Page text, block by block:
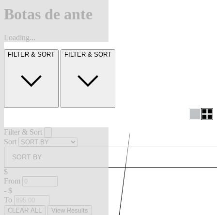
Botas de ante
Loading...
FILTER & SORT FILTER & SORT
Filter & Sort
Sort
SORT BY
$
From
- $
To
CLEAR ALL View Results